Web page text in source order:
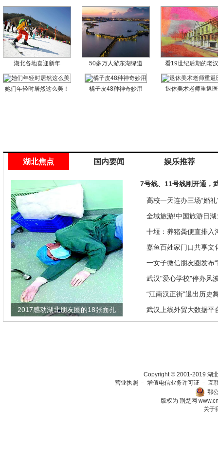
湖北各地喜迎新年 50多万人游东湖绿道 看19世纪后期的老
她们年轻时居然这么美！ 橘子皮48种神奇妙用 退休美术老师重返
湖北焦点 国内要闻 娱乐推荐
2017感动湖北朋友圈的18张面孔
7号线、11号线刚开通，
高校一天连办三场“婚
来是因为…
全域旅游!中国旅游日
推优惠政策
十堰：养猪粪便直排入
偿40余万元
嘉鱼百姓家门口共享文
馆讲座家里看
一女子微信朋友圈发布
发现竟是闹剧
武汉"爱心学校"停办风
“江南汉正街”退出历史
武汉上线外贸大数据平
Copyright © 2001-2019 湖
营业执照 － 增值电信业务许可证 － 互
鄂
版权为 荆楚网
关于